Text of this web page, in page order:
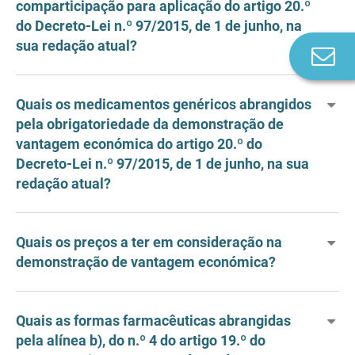
comparticipação para aplicação do artigo 20.º
do Decreto-Lei n.º 97/2015, de 1 de junho, na
sua redação atual?
Quais os medicamentos genéricos abrangidos
pela obrigatoriedade da demonstração de
vantagem económica do artigo 20.º do
Decreto-Lei n.º 97/2015, de 1 de junho, na sua
redação atual?
Quais os preços a ter em consideração na
demonstração de vantagem económica?
Quais as formas farmacêuticas abrangidas
pela alínea b), do n.º 4 do artigo 19.º do